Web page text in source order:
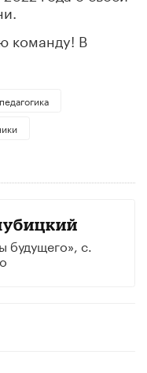
команду! В
педагогика
будущего», с.